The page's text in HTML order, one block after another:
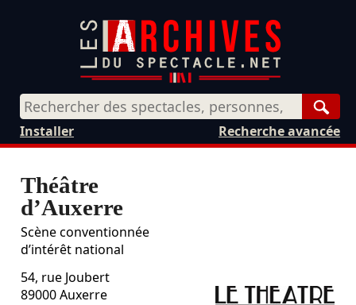
Recherche avancée
Installer
Théâtre
d’Auxerre
Scène conventionnée
d’intérêt national
54, rue Joubert
89000 Auxerre